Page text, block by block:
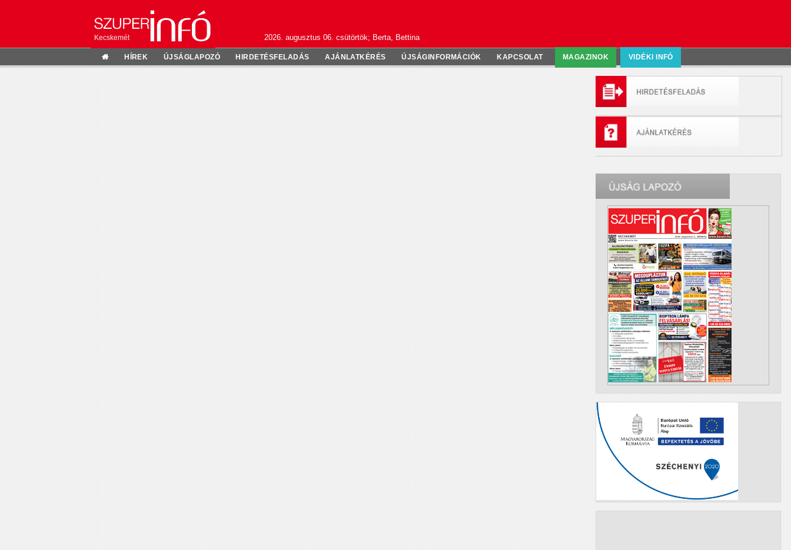
Kecskemét 2026. augusztus 06. csütörtök; Berta, Bettina
HÍREK ÚJSÁGLAPOZÓ HIRDETÉSFELADÁS AJÁNLATKÉRÉS ÚJSÁGINFORMÁCIÓK KAPCSOLAT MAGAZINOK VIDÉKI INFÓ